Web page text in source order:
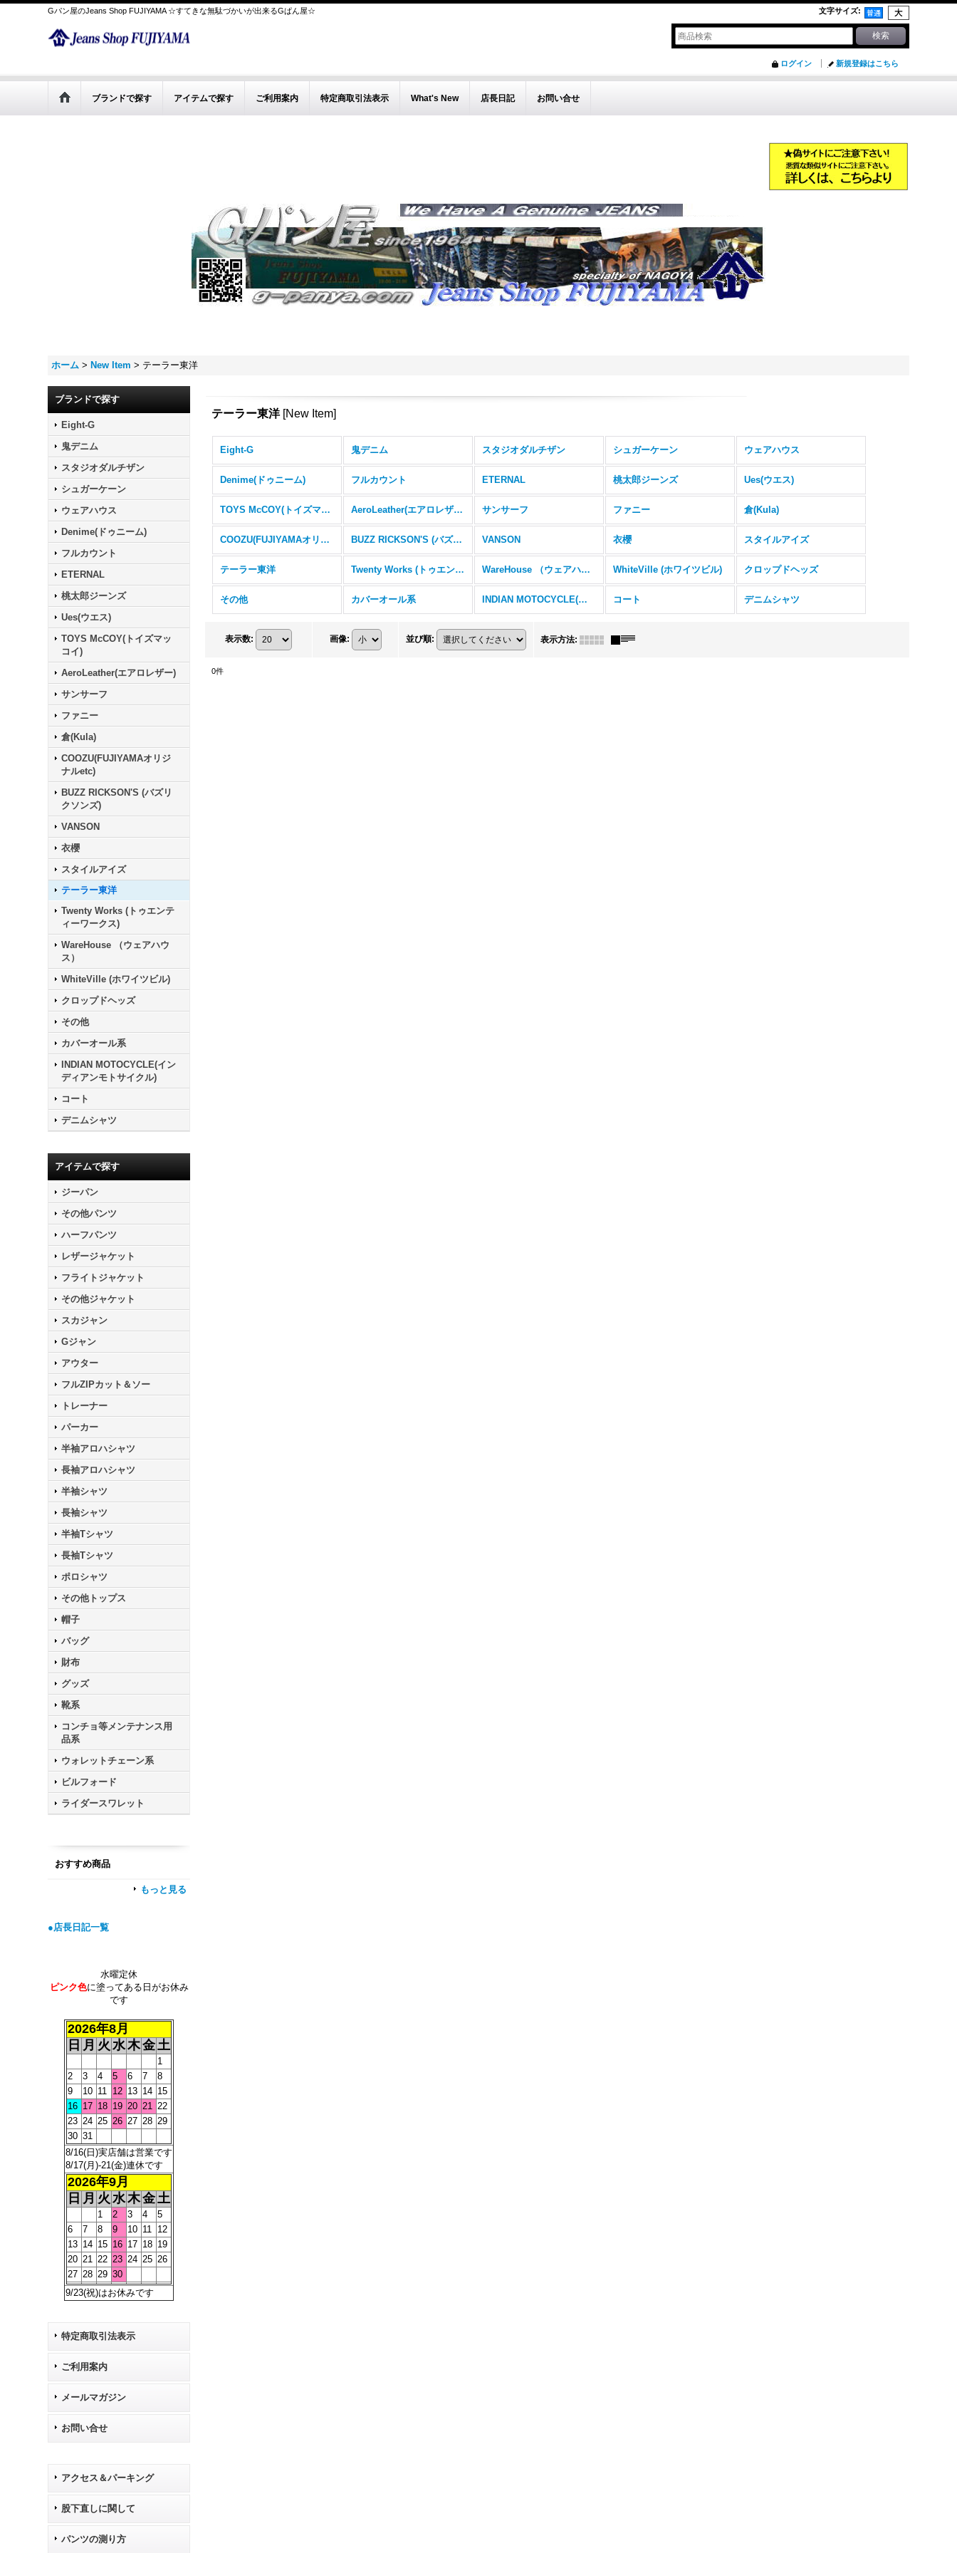
Gパン屋のJeans Shop FUJIYAMA ☆すてきな無駄づかいが出来るGぱん屋☆ 文字サイズ:
ログイン 新規登録はこちら
ブランドで探す アイテムで探す ご利用案内 特定商取引法表示 What's New 店長日記 お問い合せ
ホーム > New Item > テーラー東洋
ブランドで探す
Eight-G
鬼デニム
スタジオダルチザン
シュガーケーン
ウェアハウス
Denime(ドゥニーム)
フルカウント
ETERNAL
桃太郎ジーンズ
Ues(ウエス)
TOYS McCOY(トイズマッ
コイ)
AeroLeather(エアロレザー)
サンサーフ
ファニー
倉(Kula)
COOZU(FUJIYAMAオリジ
ナルetc)
BUZZ RICKSON'S (バズリ
クソンズ)
VANSON
衣櫻
スタイルアイズ
テーラー東洋
Twenty Works (トゥエンテ
ィーワークス)
WareHouse （ウェアハウ
ス）
WhiteVille (ホワイツビル)
クロップドヘッズ
その他
カバーオール系
INDIAN MOTOCYCLE(イン
ディアンモトサイクル)
コート
デニムシャツ
アイテムで探す
ジーパン
その他パンツ
ハーフパンツ
レザージャケット
フライトジャケット
その他ジャケット
スカジャン
Gジャン
アウター
フルZIPカット＆ソー
トレーナー
パーカー
半袖アロハシャツ
長袖アロハシャツ
半袖シャツ
長袖シャツ
半袖Tシャツ
長袖Tシャツ
ポロシャツ
その他トップス
帽子
バッグ
財布
グッズ
靴系
コンチョ等メンテナンス用
品系
ウォレットチェーン系
ビルフォード
ライダースワレット
おすすめ商品
もっと見る
●店長日記一覧
水曜定休
ピンク色に塗ってある日がお休み
です
2026年8月
日 月 火 水木金土
1
2
3 4 5 6 7
8
9
10 11 12 13 14 15
16 17 18 19 20 21 22
23 24 25 26 27 28 29
30 31
8/16(日)実店舗は営業です
8/17(月)-21(金)連休です
2026年9月
日 月 火 水木金土
1 2 3 4
5
6
7 8 9 10 11 12
13 14 15 16 17 18 19
20 21 22 23 24 25 26
27 28 29 30
9/23(祝)はお休みです
特定商取引法表示
ご利用案内
メールマガジン
お問い合せ
アクセス＆パーキング
股下直しに関して
パンツの測り方
テーラー東洋 [New Item]
Eight-G 鬼デニム スタジオダルチザン シュガーケーン ウェアハウス
Denime(ドゥニーム) フルカウント ETERNAL 桃太郎ジーンズ Ues(ウエス)
TOYS McCOY(トイズマッコイ) AeroLeather(エアロレザー) サンサーフ ファニー 倉(Kula)
COOZU(FUJIYAMAオリジナルetc) BUZZ RICKSON'S (バズリクソンズ) VANSON 衣櫻 スタイルアイズ
テーラー東洋 Twenty Works (トゥエンティーワークス) WareHouse （ウェアハウス） WhiteVille (ホワイツビル) クロップドヘッズ
その他 カバーオール系 INDIAN MOTOCYCLE(インディアンモトサイクル) コート デニムシャツ
表示数: 画像: 並び順: 表示方法:
0件